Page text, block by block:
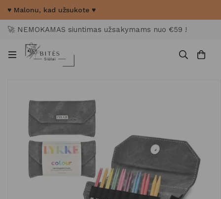
♥ Malonu, kad užsukote ♥
🚀 NEMOKAMAS siuntimas užsakymams nuo €59 !